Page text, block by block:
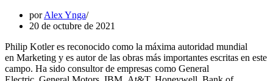
porAlex Ynga
20 de octubre de 2021
Philip Kotler es reconocido como la máxima autoridad mundial
en Marketing y es autor de las obras más importantes escritas en este
campo. Ha sido consultor de empresas como General